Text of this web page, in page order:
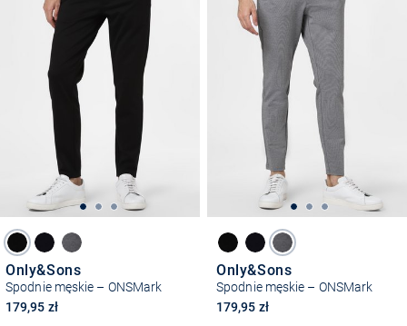
Only&Sons
Spodnie męskie – ONSMark
179,95 zł
Only&Sons
Spodnie męskie – ONSMark
179,95 zł